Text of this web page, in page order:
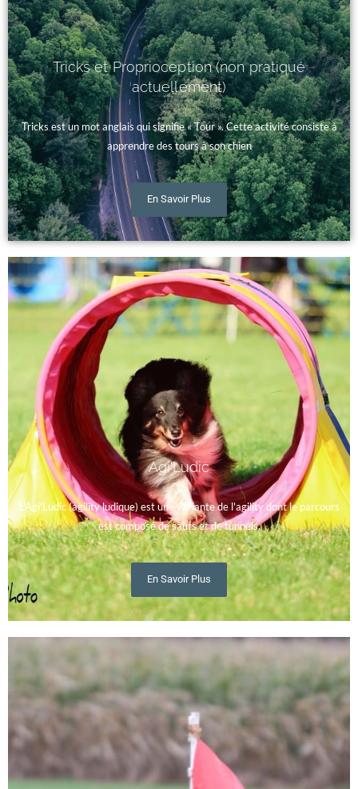
Tricks et Proprioception (non pratiqué
actuellement)
Tricks est un mot anglais qui signifie « Tour ». Cette activité consiste à
apprendre des tours à son chien
En Savoir Plus
Agi'Ludic
L'Agi'Ludic (agility ludique) est une variante de l'agility dont le parcours
est composé de sauts et de tunnels.
En Savoir Plus